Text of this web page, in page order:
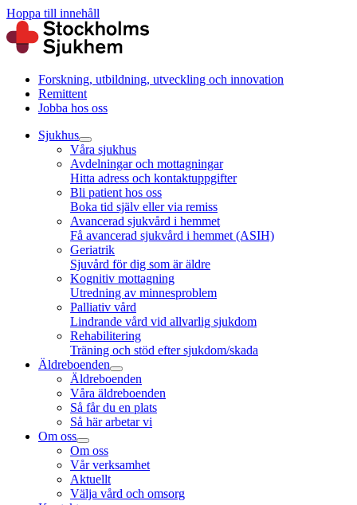
Hoppa till innehåll
Forskning, utbildning, utveckling och innovation
Remittent
Jobba hos oss
Sjukhus
Våra sjukhus
Avdelningar och mottagningar
Hitta adress och kontaktuppgifter
Bli patient hos oss
Boka tid själv eller via remiss
Avancerad sjukvård i hemmet
Få avancerad sjukvård i hemmet (ASIH)
Geriatrik
Sjuvård för dig som är äldre
Kognitiv mottagning
Utredning av minnesproblem
Palliativ vård
Lindrande vård vid allvarlig sjukdom
Rehabilitering
Träning och stöd efter sjukdom/skada
Äldreboenden
Äldreboenden
Våra äldreboenden
Så får du en plats
Så här arbetar vi
Om oss
Om oss
Vår verksamhet
Aktuellt
Välja vård och omsorg